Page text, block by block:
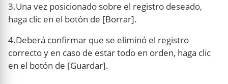
3.Una vez posicionado sobre el registro deseado,
haga clic en el botón de [Borrar].
4.Deberá confirmar que se eliminó el registro
correcto y en caso de estar todo en orden, haga clic
en el botón de [Guardar].